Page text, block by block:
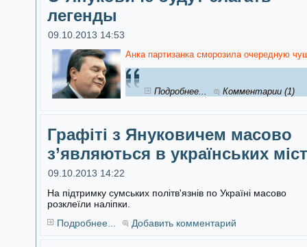
легенды
09.10.2013 14:53
Анка партизанка сморозила очередную
Подробнее... Комментарии (1)
Графіті з Януковичем масово
з’являються в українських
09.10.2013 14:22
На підтримку сумських політв'язнів по Україні масово
розклеїли наліпки.
Подробнее...
Добавить комментарий